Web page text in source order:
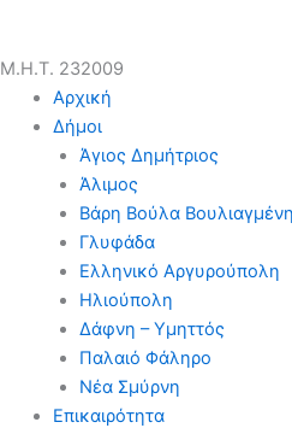
Μ.Η.Τ. 232009
Αρχική
Δήμοι
Άγιος Δημήτριος
Άλιμος
Βάρη Βούλα Βουλιαγμένη
Γλυφάδα
Ελληνικό Αργυρούπολη
Ηλιούπολη
Δάφνη – Υμηττός
Παλαιό Φάληρο
Νέα Σμύρνη
Επικαιρότητα